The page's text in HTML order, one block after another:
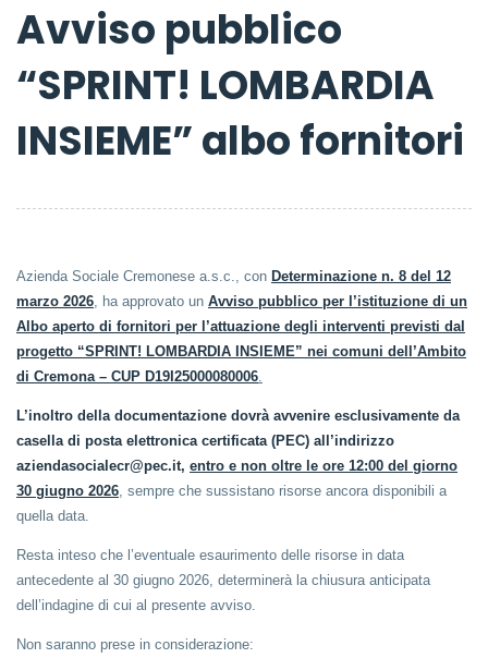
Avviso pubblico
“SPRINT! LOMBARDIA
INSIEME” albo fornitori
Azienda Sociale Cremonese a.s.c., con Determinazione n. 8 del 12
marzo 2026 , ha approvato un Avviso pubblico per l’istituzione di un
Albo aperto di fornitori per l’attuazione degli interventi previsti dal
progetto “SPRINT! LOMBARDIA INSIEME” nei comuni dell’Ambito
di Cremona – CUP D19I25000080006
L’inoltro della documentazione dovrà avvenire esclusivamente da
casella di posta elettronica certificata (PEC) all’indirizzo
aziendasocialecr@pec.it, entro e non oltre le ore 12:00 del giorno
30 giugno 2026 , sempre che sussistano risorse ancora disponibili a
quella data.
Resta inteso che l’eventuale esaurimento delle risorse in data
antecedente al 30 giugno 2026, determinerà la chiusura anticipata
dell’indagine di cui al presente avviso.
Non saranno prese in considerazione: